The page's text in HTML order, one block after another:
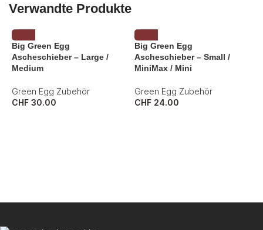
Verwandte Produkte
Big Green Egg
Ascheschieber – Large /
Medium
Green Egg Zubehör
CHF 30.00
Big Green Egg
Ascheschieber – Small /
MiniMax / Mini
Green Egg Zubehör
CHF 24.00